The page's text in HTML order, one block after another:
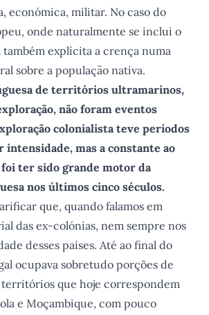
económica, militar. No caso do
onde naturalmente se inclui o
também explícita a crença numa
sobre a população nativa.
de territórios ultramarinos,
não foram eventos
colonialista teve períodos
intensidade, mas a constante ao
ter sido grande motor da
nos últimos cinco séculos.
que, quando falamos em
das ex-colónias, nem sempre nos
desses países. Até ao final do
ocupava sobretudo porções de
territórios que hoje correspondem
e Moçambique, com pouco